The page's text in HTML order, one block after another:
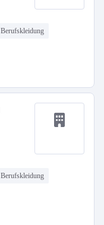
Berufskleidung
Berufskleidung